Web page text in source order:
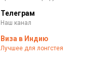
Телеграм
Наш канал
Виза в Индию
Лучшее для лонгстея